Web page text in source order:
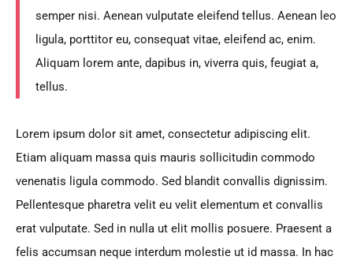
semper nisi. Aenean vulputate eleifend tellus. Aenean leo
ligula, porttitor eu, consequat vitae, eleifend ac, enim.
Aliquam lorem ante, dapibus in, viverra quis, feugiat a,
tellus.
Lorem ipsum dolor sit amet, consectetur adipiscing elit.
Etiam aliquam massa quis mauris sollicitudin commodo
venenatis ligula commodo. Sed blandit convallis dignissim.
Pellentesque pharetra velit eu velit elementum et convallis
erat vulputate. Sed in nulla ut elit mollis posuere. Praesent a
felis accumsan neque interdum molestie ut id massa. In hac